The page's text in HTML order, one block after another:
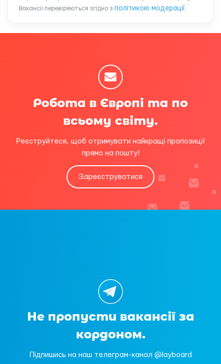
Вакансії перевіряються згідно з політикою модерації .
Робота в Європі та по
всьому світу.
Реєструйтеся, щоб отримувати найкращі пропозиції
прямо на пошту!
Зареєструватися
Не пропусти вакансії за
кордоном.
Підпишись на наш телеграм-канал @layboard